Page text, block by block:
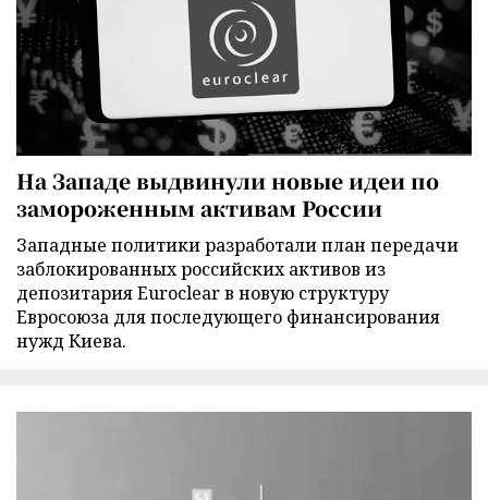
На Западе выдвинули новые идеи по
замороженным активам России
Западные политики разработали план передачи
заблокированных российских активов из
депозитария Euroclear в новую структуру
Евросоюза для последующего финансирования
нужд Киева.